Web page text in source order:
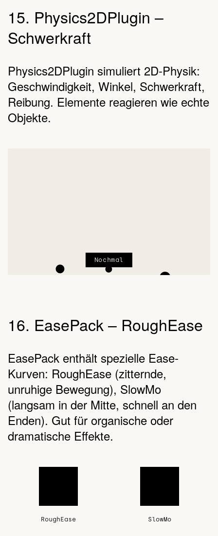
15. Physics2DPlugin –
Schwerkraft
Physics2DPlugin simuliert 2D-Physik:
Geschwindigkeit, Winkel, Schwerkraft,
Reibung. Elemente reagieren wie echte
Objekte.
Nochmal
16. EasePack – RoughEase
EasePack enthält spezielle Ease-
Kurven: RoughEase (zitternde,
unruhige Bewegung), SlowMo
(langsam in der Mitte, schnell an den
Enden). Gut für organische oder
dramatische Effekte.
RoughEase SlowMo